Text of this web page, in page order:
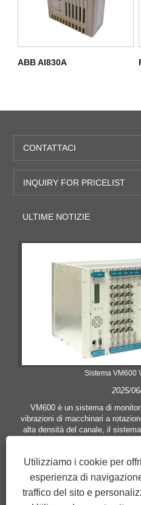
ABB AI830A
CONTATTACI
INQUIRY FOR PRICELIST
ULTIME NOTIZIE
Sistema VM600
2025/
VM600 è un sistema di
vibrazioni di macchinari a
alta densità del canale, il
delle applicazioni con un gran
come macchine complete e
Utilizziamo i cookie per
esperienza di
traffico del sito e